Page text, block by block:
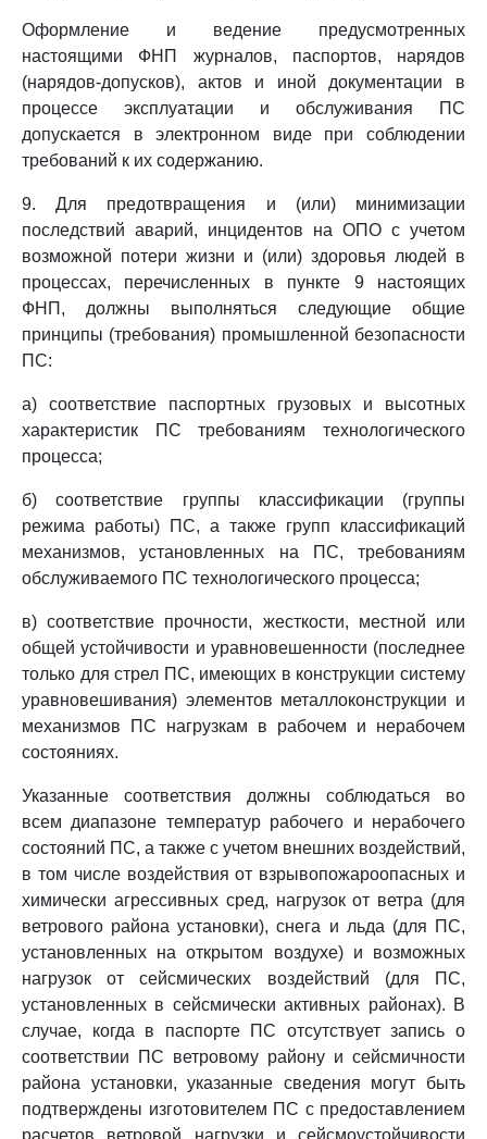
Оформление и ведение предусмотренных
настоящими ФНП журналов, паспортов, нарядов
(нарядов-допусков), актов и иной документации в
процессе эксплуатации и обслуживания ПС
допускается в электронном виде при соблюдении
требований к их содержанию.
9. Для предотвращения и (или) минимизации
последствий аварий, инцидентов на ОПО с учетом
возможной потери жизни и (или) здоровья людей в
процессах, перечисленных в пункте 9 настоящих
ФНП, должны выполняться следующие общие
принципы (требования) промышленной безопасности
ПС:
а) соответствие паспортных грузовых и высотных
характеристик ПС требованиям технологического
процесса;
б) соответствие группы классификации (группы
режима работы) ПС, а также групп классификаций
механизмов, установленных на ПС, требованиям
обслуживаемого ПС технологического процесса;
в) соответствие прочности, жесткости, местной или
общей устойчивости и уравновешенности (последнее
только для стрел ПС, имеющих в конструкции систему
уравновешивания) элементов металлоконструкции и
механизмов ПС нагрузкам в рабочем и нерабочем
состояниях.
Указанные соответствия должны соблюдаться во
всем диапазоне температур рабочего и нерабочего
состояний ПС, а также с учетом внешних воздействий,
в том числе воздействия от взрывопожароопасных и
химически агрессивных сред, нагрузок от ветра (для
ветрового района установки), снега и льда (для ПС,
установленных на открытом воздухе) и возможных
нагрузок от сейсмических воздействий (для ПС,
установленных в сейсмически активных районах). В
случае, когда в паспорте ПС отсутствует запись о
соответствии ПС ветровому району и сейсмичности
района установки, указанные сведения могут быть
подтверждены изготовителем ПС с предоставлением
расчетов ветровой нагрузки и сейсмоустойчивости